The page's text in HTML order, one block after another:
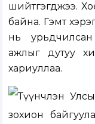
шийтгэгджээ.
байна. Гэмт
нь урьдчилсан
ажлыг дутуу
хариуллаа.
Түүнчлэн
зохион